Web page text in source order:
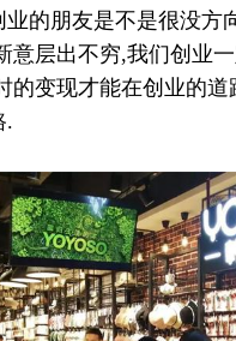
朋友是不是很没方
意层出不穷,我们创业
的变现才能在创业的道
.